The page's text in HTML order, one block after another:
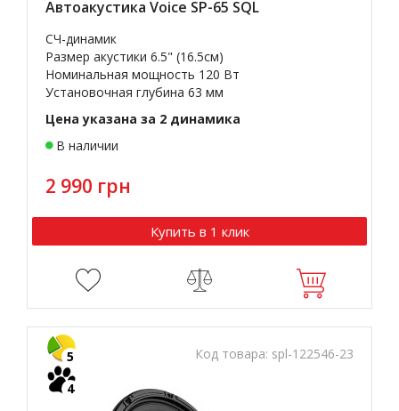
Автоакустика Voice SP-65 SQL
СЧ-динамик
Размер акустики 6.5" (16.5см)
Номинальная мощность 120 Вт
Установочная глубина 63 мм
Цена указана за 2 динамика
В наличии
2 990 грн
Купить в 1 клик
Код товара: spl-122546-23
5
4